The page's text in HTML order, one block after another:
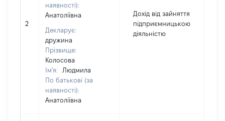
2
наявності):
Анатоліївна
Декларує:
дружина
Прізвище:
Колосова
Ім'я:
Людмила
По батькові (за
наявності):
Анатоліївна
Дохід від зайняття
підприємницькою
діяльністю